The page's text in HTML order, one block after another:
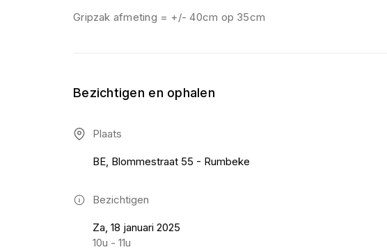
Gripzak afmeting = +/- 40cm op 35cm
Bezichtigen en ophalen
Plaats
BE, Blommestraat 55 - Rumbeke
Bezichtigen
Za, 18 januari 2025
10u - 11u